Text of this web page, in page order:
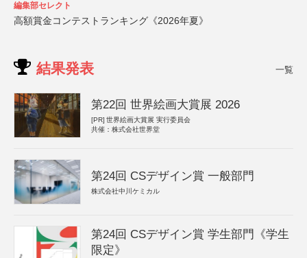
編集部セレクト
高額賞金コンテストランキング《2026年夏》
結果発表 一覧
第22回 世界絵画大賞展 2026
[PR] 世界絵画大賞展 実行委員会
共催：株式会社世界堂
第24回 CSデザイン賞 一般部門
株式会社中川ケミカル
第24回 CSデザイン賞 学生部門《学生
限定》